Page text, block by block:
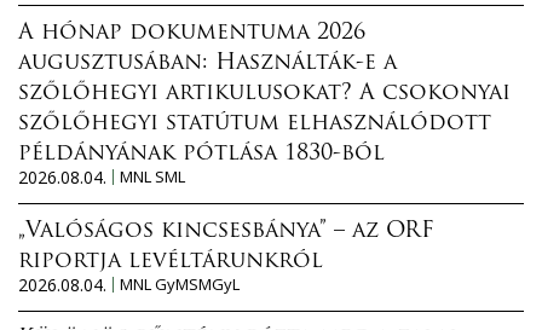
A hónap dokumentuma 2026
augusztusában: Használták-e a
szőlőhegyi artikulusokat? A csokonyai
szőlőhegyi statútum elhasználódott
példányának pótlása 1830-ból
2026.08.04.
MNL SML
„Valóságos kincsesbánya” – az ORF
riportja levéltárunkról
2026.08.04.
MNL GyMSMGyL